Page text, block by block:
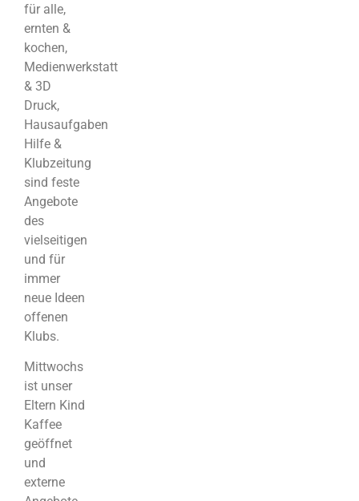
für alle,
ernten &
kochen,
Medienwerkstatt
& 3D
Druck,
Hausaufgaben
Hilfe &
Klubzeitung
sind feste
Angebote
des
vielseitigen
und für
immer
neue Ideen
offenen
Klubs.
Mittwochs
ist unser
Eltern Kind
Kaffee
geöffnet
und
externe